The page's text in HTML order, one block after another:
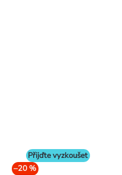
Přijďte vyzkoušet
–20 %